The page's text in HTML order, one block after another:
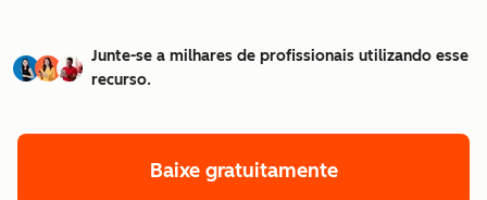
Junte-se a milhares de profissionais utilizando esse
recurso.
Baixe gratuitamente